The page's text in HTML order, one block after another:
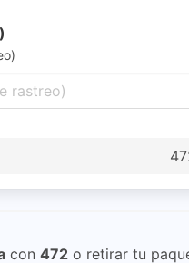
con 472 o retirar tu